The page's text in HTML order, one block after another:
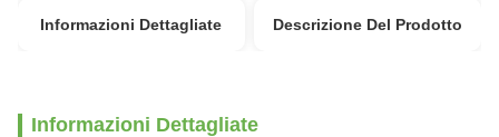
Informazioni Dettagliate Descrizione Del Prodotto
Informazioni Dettagliate